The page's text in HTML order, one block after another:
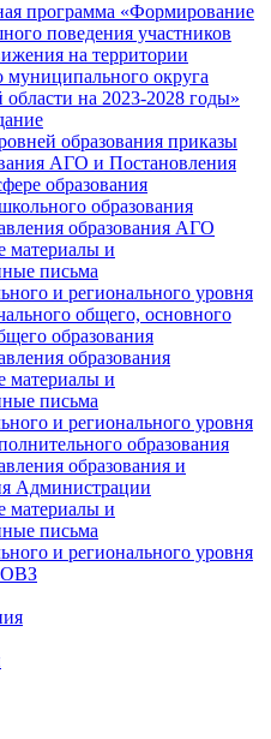
программа «Формирование
поведения участников
на территории
муниципального округа
области на 2023-2028 годы»
образования приказы
АГО и Постановления
образования
образования
образования АГО
материалы и
письма
и регионального уровня
общего, основного
образования
образования
материалы и
письма
и регионального уровня
образования
образования и
Администрации
материалы и
письма
и регионального уровня
ОВЗ